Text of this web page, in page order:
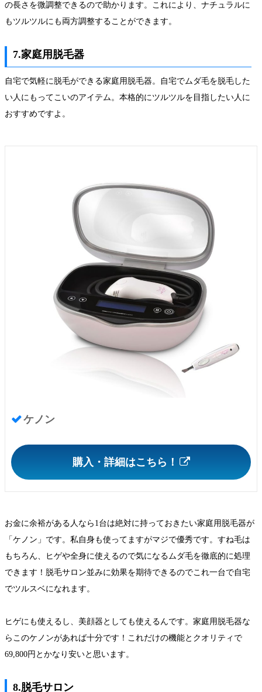
の長さを微調整できるので助かります。これにより、ナチュラルに
もツルツルにも両方調整することができます。
7.家庭用脱毛器
自宅で気軽に脱毛ができる家庭用脱毛器。自宅でムダ毛を脱毛した
い人にもってこいのアイテム。本格的にツルツルを目指したい人に
おすすめですよ。
ケノン
購入・詳細はこちら！
お金に余裕がある人なら1台は絶対に持っておきたい家庭用脱毛器が
「ケノン」です。私自身も使ってますがマジで優秀です。すね毛は
もちろん、ヒゲや全身に使えるので気になるムダ毛を徹底的に処理
できます！脱毛サロン並みに効果を期待できるのでこれ一台で自宅
でツルスベになれます。
ヒゲにも使えるし、美顔器としても使えるんです。家庭用脱毛器な
らこのケノンがあれば十分です！これだけの機能とクオリティで
69,800円とかなり安いと思います。
8.脱毛サロン